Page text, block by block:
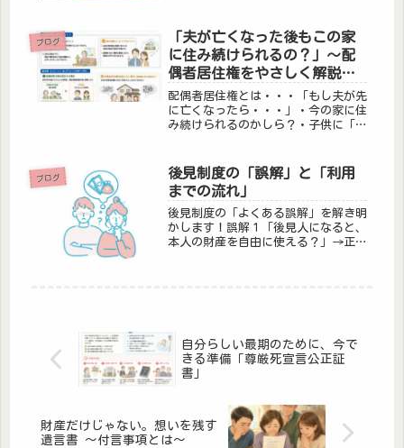
ブログ
「夫が亡くなった後もこの家
に住み続けられるの？」～配
偶者居住権をやさしく解説し
ます～
配偶者居住権とは・・・「もし夫が先
に亡くなったら・・・」・今の家に住
み続けられるのかしら？・子供に「家
たら預貯金が減ってしまう・・・そん
な不安を感じたことはありませんか？
実...
ブログ
後見制度の「誤解」と「利用
までの流れ」
後見制度の「よくある誤解」を解き明
かします！誤解１「後見人になると、
本人の財産を自由に使える？」→正し
自分らしい最期のために、今で
きる準備「尊厳死宣言公正証
書」
財産だけじゃない。想いを残す
遺言書 ～付言事項とは～